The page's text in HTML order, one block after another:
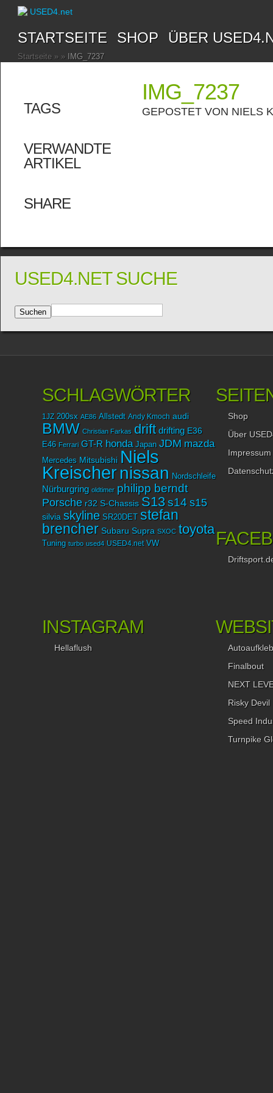
STARTSEITE SHOP ÜBER
Startseite » » IMG_7237
TAGS
VERWANDTE
ARTIKEL
SHARE
IMG_7237
GEPOSTET VON NIELS
USED4.NET SUCHE
SCHLAGWÖRTER
1JZ 200sx AE86 Allstedt Andy Kmoch audi
BMW Christian Farkas drift drifting E36
E46 Ferrari GT-R honda Japan JDM mazda
Mercedes Mitsubishi Niels
Kreischer nissan Nordschleife
Nürburgring oldtimer philipp berndt
Porsche r32 S-Chassis S13 s14 s15
silvia skyline SR20DET stefan
brencher Subaru Supra SXOC toyota
Tuning turbo used4 USED4.net VW
Shop
Über
Impressum
INSTAGRAM
Hellaflush
Finalbout
NEXT
Risky Devil
Speed
Turnpike